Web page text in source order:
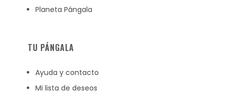
Planeta Pángala
TU PÁNGALA
Ayuda y contacto
Mi lista de deseos